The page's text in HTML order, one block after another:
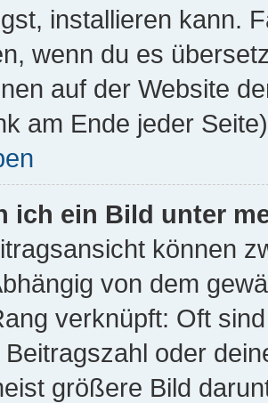
installieren kann.
wenn du es
auf der Website
am Ende jeder
ich ein Bild unter
können
von dem
verknüpft: Oft
Beitragszahl oder
größere Bild